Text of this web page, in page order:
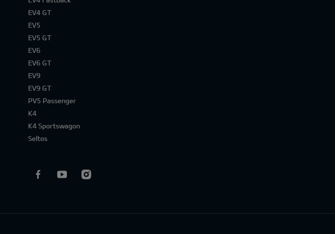
EV4 GT
EV5
EV5 GT
EV6
EV6 GT
EV9
EV9 GT
PV5 Passenger
K4
K4 Sportswagon
Seltos